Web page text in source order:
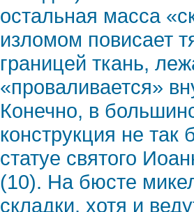
остальная масса
изломом повисает
границей ткань,
«проваливается»
Конечно, в
конструкция не так
статуе святого
(10). На бюсте
складки, хотя и